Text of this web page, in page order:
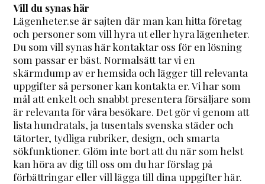
Vill du synas här
Lägenheter.se är sajten där man kan hitta företag
och personer som vill hyra ut eller hyra lägenheter.
Du som vill synas här kontaktar oss för en lösning
som passar er bäst. Normalsätt tar vi en
skärmdump av er hemsida och lägger till relevanta
uppgifter så personer kan kontakta er. Vi har som
mål att enkelt och snabbt presentera försäljare som
är relevanta för våra besökare. Det gör vi genom att
lista hundratals, ja tusentals svenska städer och
tätorter, tydliga rubriker, design, och smarta
sökfunktioner. Glöm inte bort att du när som helst
kan höra av dig till oss om du har förslag på
förbättringar eller vill lägga till dina uppgifter här.